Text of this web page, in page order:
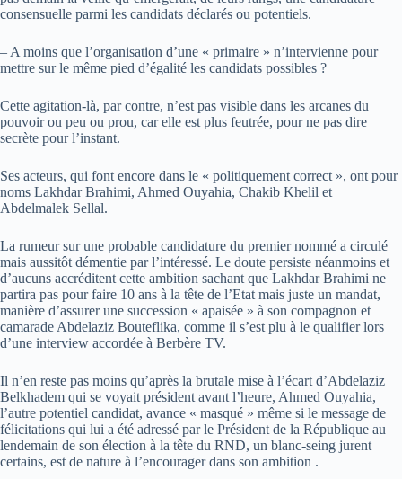
consensuelle parmi les candidats déclarés ou potentiels.
– A moins que l’organisation d’une « primaire » n’intervienne pour
mettre sur le même pied d’égalité les candidats possibles ?
Cette agitation-là, par contre, n’est pas visible dans les arcanes du
pouvoir ou peu ou prou, car elle est plus feutrée, pour ne pas dire
secrète pour l’instant.
Ses acteurs, qui font encore dans le « politiquement correct », ont pour
noms Lakhdar Brahimi, Ahmed Ouyahia, Chakib Khelil et
Abdelmalek Sellal.
La rumeur sur une probable candidature du premier nommé a circulé
mais aussitôt démentie par l’intéressé. Le doute persiste néanmoins et
d’aucuns accréditent cette ambition sachant que Lakhdar Brahimi ne
partira pas pour faire 10 ans à la tête de l’Etat mais juste un mandat,
manière d’assurer une succession « apaisée » à son compagnon et
camarade Abdelaziz Bouteflika, comme il s’est plu à le qualifier lors
d’une interview accordée à Berbère TV.
Il n’en reste pas moins qu’après la brutale mise à l’écart d’Abdelaziz
Belkhadem qui se voyait président avant l’heure, Ahmed Ouyahia,
l’autre potentiel candidat, avance « masqué » même si le message de
félicitations qui lui a été adressé par le Président de la République au
lendemain de son élection à la tête du RND, un blanc-seing jurent
certains, est de nature à l’encourager dans son ambition .